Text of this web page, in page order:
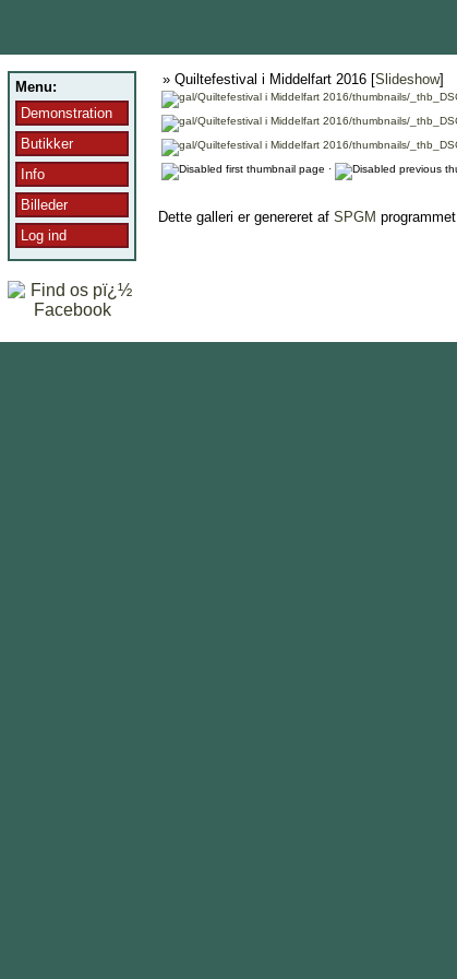
Menu:
Demonstration
Butikker
Info
Billeder
Log ind
» Quiltefestival i Middelfart 2016 [Slideshow]
·
Dette galleri er genereret af SPGM programmet